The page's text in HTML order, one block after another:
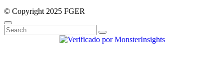
© Copyright 2025 FGER